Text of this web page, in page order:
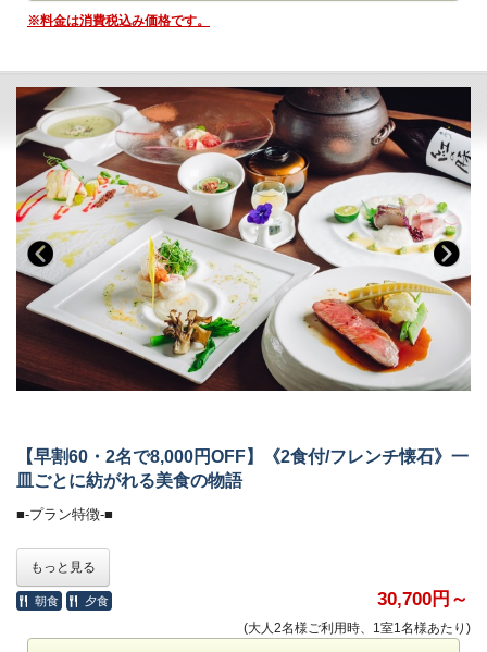
＜ラウンジ＞（7:00～12:00／15:00～24:00）
・ロビー＆カフェラウンジ（1F）：コーヒー、紅茶などのお飲み物
＜ザ・ミュージックルーム＞（7:00～12:00／15:00～24:00）
・ハンギングソファーで音楽を堪能
＜ライブラリー＞（7:00～12:00／15:00～24:00）
・お気に入りの一冊を
■-ご予約にあたって-■
・12歳以下のお子様はご遠慮いただいております。
・8名様以上のご宿泊は事前にご相談ください。
・バリアフリー、ポーターサービスは未対応です
食の芸術として昇華された、至高の“フレンチキュイジーヌ”
特別な夜にふさわしい、一段上の美食体験をお届けします。
・お食事中のドリンクフリー
・会場 レストラン「ザ・マイルストーン」
・時間 17：30、18：00、18：30、19：00、19：30
（完全予約制。予約時にご指定ください）
ご希望のお時間が満席の際は、時間変更をお願いする場合がございま
す。
■-朝のごちそう《和食御膳》-■
炊きたて土鍋ご飯のふわりと広がる甘い香り、
みずみずしい朝採れ野菜、濃厚な牧場直送の牛乳
契約農家や牧場から毎朝届く新鮮食材を使い、
一品一品丁寧に仕上げた、心と体にやさしい朝食です。
・会場 レストラン「ザ・マイルストーン」
・時間 7：00～10：00
全館モダンデザインで統一された館内は、
大人の休日を過ごす 「大人の贅沢旅」にぴったり。
ホテル内のドリンクやおつまみなどは、ご宿泊料金に含まれます。
＜高濃度ラジウム温泉＞（6:00～10:00／15:30～24:00）
・「万病の湯」と称される名湯と、
讃岐平野を望む絶景の半露天風呂が魅力。
・湯上がりラウンジ：生ビール＆ドリンク、アイスクリーム
※料金は消費税込み価格です。
【早割60・2名で8,000円OFF】《2食付/フレンチ懐石》一
皿ごとに紡がれる美食の物語
■-プラン特徴-■
お二人なら8,000円OFFになるお得なプランです。
※表示金額は割引されたプラン料金です。
■-《夕食》洋と和が響きあうフレンチ懐石-■
もっと見る
朝食 夕食 30,700円～
(大人2名様ご利用時、1室1名様あたり)